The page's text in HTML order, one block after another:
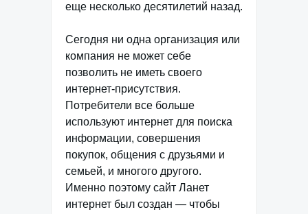
еще несколько десятилетий назад.
Сегодня ни одна организация или
компания не может себе
позволить не иметь своего
интернет-присутствия.
Потребители все больше
используют интернет для поиска
информации, совершения
покупок, общения с друзьями и
семьей, и многого другого.
Именно поэтому сайт Ланет
интернет был создан — чтобы